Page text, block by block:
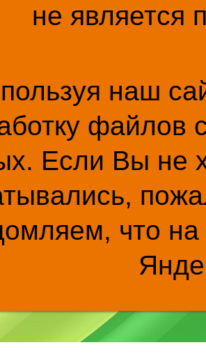
не является
наш
файлов
Если Вы не
что на